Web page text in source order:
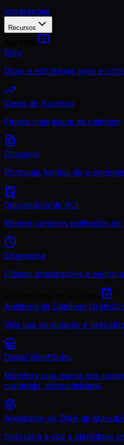
Integrações
Recursos
Blog
Dicas e estratégias para e-
Cases de Sucesso
Fluxos ilustrativos de catálogo
Glossário
Principais termos de e-
Calculadora de ROI
Modele cenários estimados
Changelog
Últimas atualizações e
Auditoria de Catálogo Grátis
Veja sua pontuação e
Digital ShelfGrátis
Monitore sua marca nos
conteúdo, disponibilidade
Analisador de DNA de Marca
Descubra a voz e identidade